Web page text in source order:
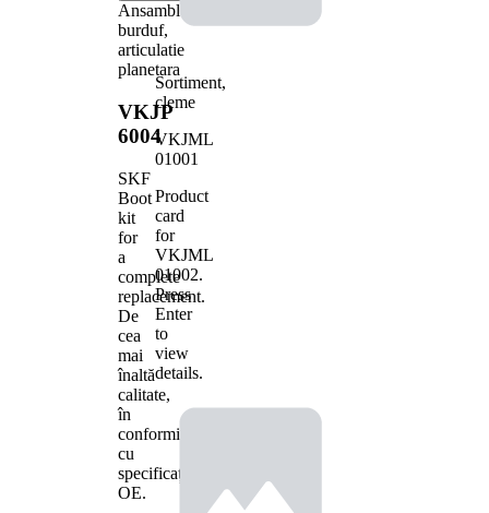
Ansamblu
burduf,
articulatie
planetara
VKJP
6004
SKF
Boot
kit
for
a
complete
replacement.
De
cea
mai
înaltă
calitate,
în
conformitate
cu
specificațiile
OE.
Sortiment,
cleme
VKJML
01001
Product
card
for
VKJML
01002.
Press
Enter
to
view
details.